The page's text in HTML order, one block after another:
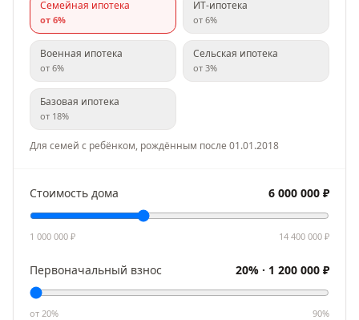
Семейная ипотека
от 6%
ИТ-ипотека
от 6%
Военная ипотека
от 6%
Сельская ипотека
от 3%
Базовая ипотека
от 18%
Для семей с ребёнком, рождённым после 01.01.2018
Стоимость дома 6 000 000 ₽
1 000 000 ₽ 14 400 000 ₽
Первоначальный взнос 20% · 1 200 000 ₽
от 20% 90%